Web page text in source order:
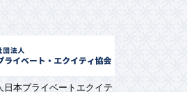
日本プライベートエクイテ